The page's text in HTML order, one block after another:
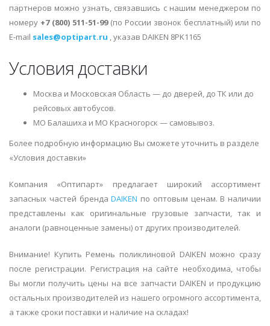
партнеров можно узнать, связавшись с нашим менеджером по
номеру +7 (800) 511-51-99(по России звонок бесплатный) или по
E-mail sales@optipart.ru , указав DAIKEN 8PK1165
Условия доставки
Москва и Московская Область — до дверей, до ТК или до
рейсовых автобусов.
МО Балашиха и МО Красногорск — самовывоз.
Более подробную информацию Вы сможете уточнить в разделе
«Условия доставки»
Компания «Оптипарт» предлагает широкий ассортимент
запасных частей брендаDAIKEN по оптовым ценам. В наличии
представлены как оригинальные грузовые запчасти, так и
аналоги (равноценные замены) от других производителей.
Внимание! Купить Ремень поликлиновой DAIKEN можно сразу
после регистрации. Регистрация на сайте необходима, чтобы
Вы могли получить цены на все запчасти DAIKEN и продукцию
остальных производителей из нашего огромного ассортимента,
а также сроки поставки и наличие на складах!